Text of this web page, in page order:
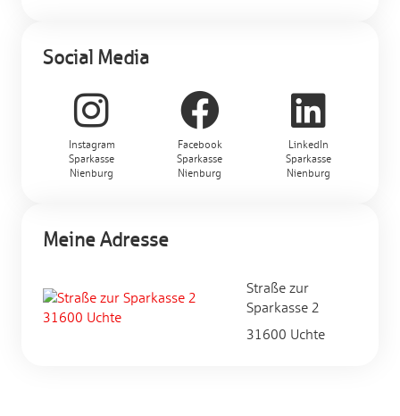
Social Media
Instagram
Sparkasse
Nienburg
Facebook
Sparkasse
Nienburg
LinkedIn
Sparkasse
Nienburg
Meine Adresse
Straße zur
Sparkasse 2
31600 Uchte